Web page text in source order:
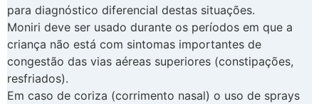
para diagnóstico diferencial destas situações.
Moniri deve ser usado durante os períodos em que a
criança não está com sintomas importantes de
congestão das vias aéreas superiores (constipações,
resfriados).
Em caso de coriza (corrimento nasal) o uso de sprays